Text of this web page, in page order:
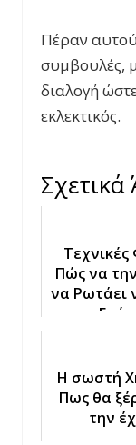
Πέραν
συμβουλές,
διαλογή
εκλεκτικός.
Τεχνικές
Πώς να
να Ρωτάει
για
Η σωστή
Πως θα
την